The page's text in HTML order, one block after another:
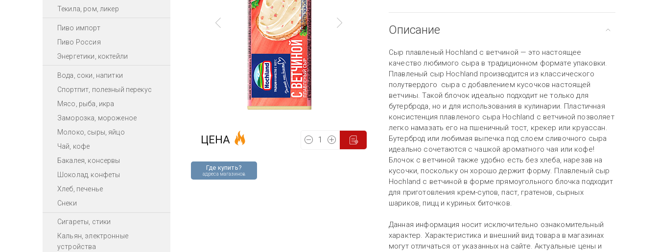
Текила, ром, ликер
Пиво импорт
Пиво Россия
Энергетики, коктейли
Вода, соки, напитки
Спортпит, полезный перекус
Мясо, рыба, икра
Заморозка, мороженое
Молоко, сыры, яйцо
Чай, кофе
Бакалея, консервы
Шоколад, конфеты
Хлеб, печенье
Снеки
Сигареты, стики
Кальян, электронные
устройства
Где купить?
адреса магазинов
ЦЕНА
Описание
Сыр плавленый Hochland с ветчиной — это настоящее
качество любимого сыра в традиционном формате упаковки.
Плавленый сыр Hochland производится из классического
полутвердого сыра с добавлением кусочков настоящей
ветчины. Такой блочок идеально подходит не только для
бутерброда, но и для использования в кулинарии. Пластичная
консистенция плавленого сыра Hochland с ветчиной позволяет
легко намазать его на пшеничный тост, крекер или круассан.
Бутерброд или любимая выпечка под слоем сливочного сыра
идеально сочетаются с чашкой ароматного чая или кофе!
Блочок с ветчиной также удобно есть без хлеба, нарезав на
кусочки, поскольку он хорошо держит форму. Плавленый сыр
Hochland с ветчиной в форме прямоугольного блочка подходит
для приготовления крем-супов, паст, гратенов, сырных
шариков, пицц и куриных биточков.
Данная информация носит исключительно ознакомительный
характер. Характеристика и внешний вид товара в магазинах
могут отличаться от указанных на сайте. Актуальные цены и